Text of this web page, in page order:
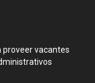
proveer vacantes